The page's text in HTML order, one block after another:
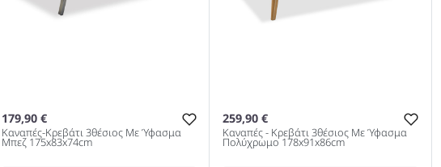
179,90 €
Καναπές-Κρεβάτι 3θέσιος Με Ύφασμα
Μπεζ 175x83x74cm
259,90 €
Καναπές - Κρεβάτι 3θέσιος Με Ύφασμα
Πολύχρωμο 178x91x86cm